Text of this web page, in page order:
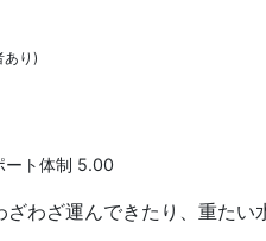
あり)
ト体制 5.00
わざ運んできたり、重たい